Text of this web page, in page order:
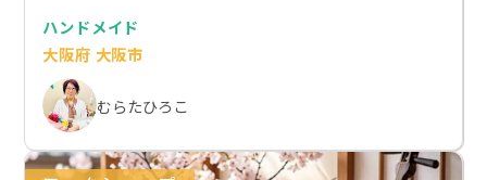
ハンドメイド
大阪府 大阪市
むらたひろこ